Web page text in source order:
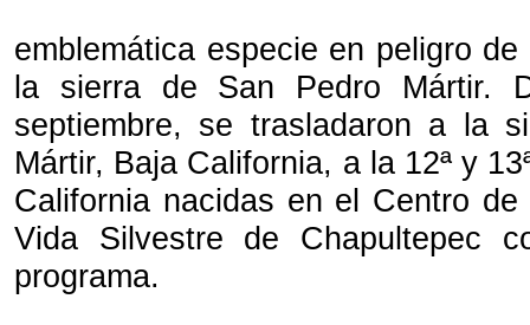
emblemática especie en peligro
la sierra de San Pedro Mártir.
septiembre, se trasladaron a la
Mártir, Baja California, a la 12ª y
California nacidas en el Centro
Vida Silvestre de Chapultepec
programa.